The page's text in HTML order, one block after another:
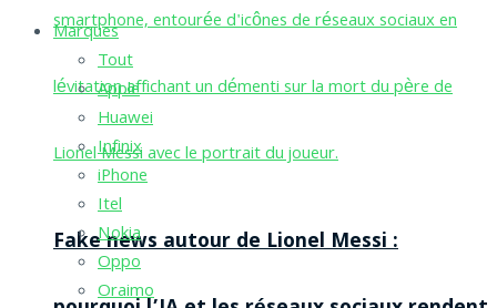
Fake news autour de Lionel Messi :
Marques
Tout
Apple
Huawei
Infinix
iPhone
Itel
Nokia
Oppo
Oraimo